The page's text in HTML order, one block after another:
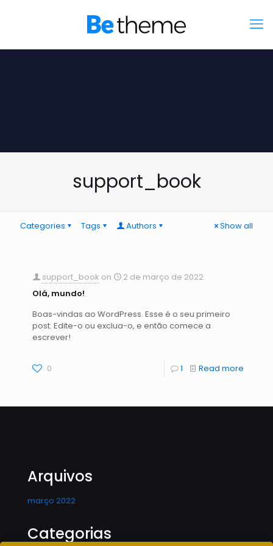
support_book
Categories Tags Authors Show all
support_book on
2 de março de 2022
Olá, mundo!
Boas-vindas ao WordPress. Esse é o seu primeiro
post. Edite-o ou exclua-o, e então comece a
escrever!
0 1 Read more
Arquivos
março 2022
Categorias